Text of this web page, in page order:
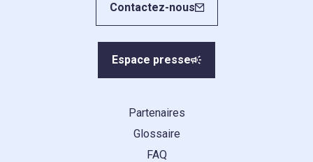
Contactez-nous
Espace presse
Partenaires
Glossaire
FAQ